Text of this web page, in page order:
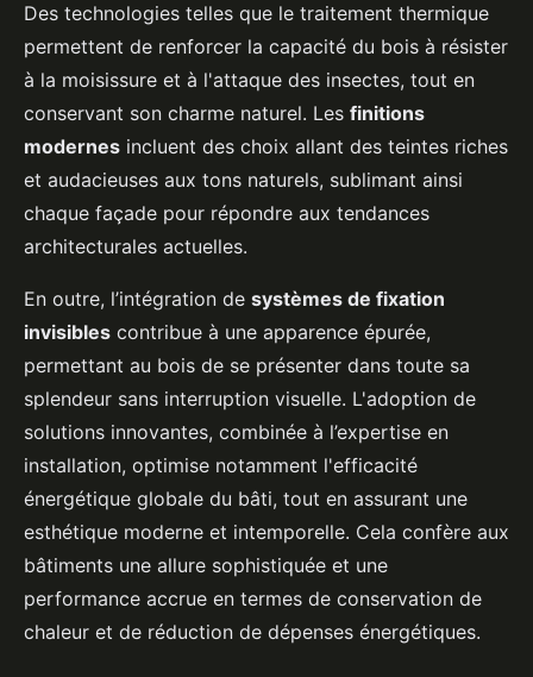
Des technologies telles que le traitement thermique
permettent de renforcer la capacité du bois à résister
à la moisissure et à l'attaque des insectes, tout en
conservant son charme naturel. Les finitions
modernes incluent des choix allant des teintes riches
et audacieuses aux tons naturels, sublimant ainsi
chaque façade pour répondre aux tendances
architecturales actuelles.
En outre, l’intégration de systèmes de fixation
invisibles contribue à une apparence épurée,
permettant au bois de se présenter dans toute sa
splendeur sans interruption visuelle. L'adoption de
solutions innovantes, combinée à l’expertise en
installation, optimise notamment l'efficacité
énergétique globale du bâti, tout en assurant une
esthétique moderne et intemporelle. Cela confère aux
bâtiments une allure sophistiquée et une
performance accrue en termes de conservation de
chaleur et de réduction de dépenses énergétiques.